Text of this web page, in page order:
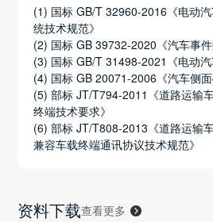
(1) 国标 GB/T 32960-2016《电动
统技术规范》
(2) 国标 GB 39732-2020《汽车事件
(3) 国标 GB/T 31498-2021《电动汽
(4) 国标 GB 20071-2006《汽车侧面
(5) 部标 JT/T794-2011《道路运输
终端技术要求》
(6) 部标 JT/T808-2013《道路运输
兼容车载终端通讯协议技术规范》
资料下载查看更多